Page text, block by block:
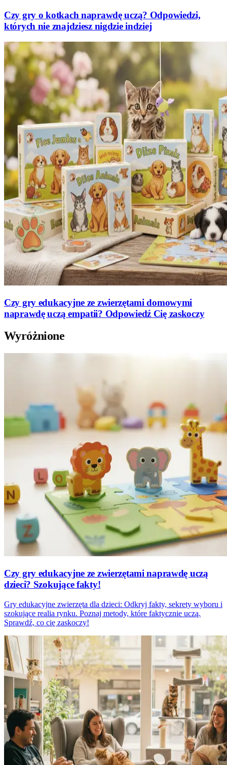
Czy gry o kotkach naprawdę uczą? Odpowiedzi,
których nie znajdziesz nigdzie indziej
Czy gry edukacyjne ze zwierzętami domowymi
naprawdę uczą empatii? Odpowiedź Cię zaskoczy
Wyróżnione
Czy gry edukacyjne ze zwierzętami naprawdę uczą
dzieci? Szokujące fakty!
Gry edukacyjne zwierzęta dla dzieci: Odkryj fakty, sekrety wyboru i
szokujące realia rynku. Poznaj metody, które faktycznie uczą.
Sprawdź, co cię zaskoczy!